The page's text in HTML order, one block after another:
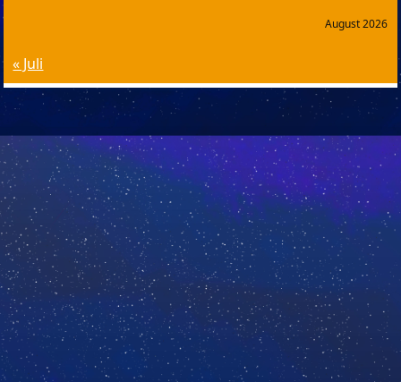
August 2026
« Juli